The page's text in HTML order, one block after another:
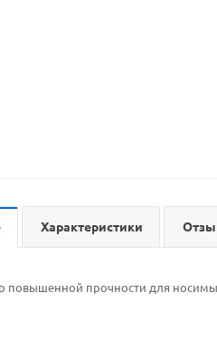
Характеристики
повышенной прочности для